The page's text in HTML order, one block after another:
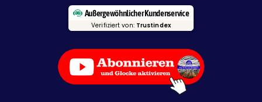
Außergewöhnlicher Kundenservice
Verifiziert von: Trustindex